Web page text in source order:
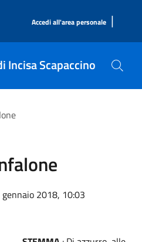
Accedi all'area personale |
Incisa Scapaccino
gennaio 2018, 10:03